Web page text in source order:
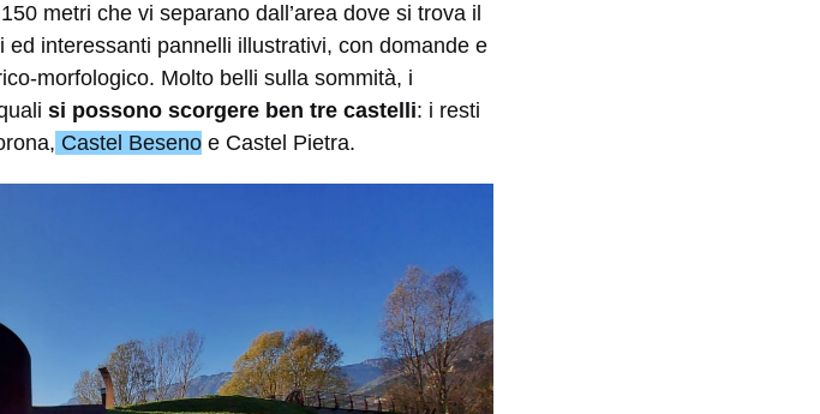
metri che vi separano dall’area dove si trova il
ed interessanti pannelli illustrativi, con domande e
morfologico. Molto belli sulla sommità, i
si possono scorgere ben tre castelli: i resti
Castel Beseno e Castel Pietra.